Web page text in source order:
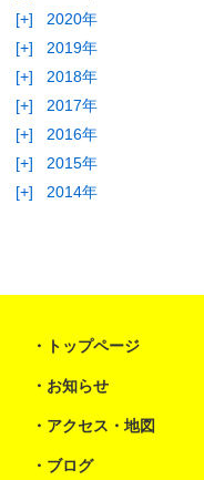
[+]
2020年
[+]
2019年
[+]
2018年
[+]
2017年
[+]
2016年
[+]
2015年
[+]
2014年
トップページ
お知らせ
アクセス・地図
ブログ